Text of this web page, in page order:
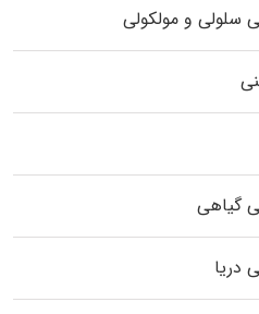
سلولی و مولکولی
گیاهی
دریا